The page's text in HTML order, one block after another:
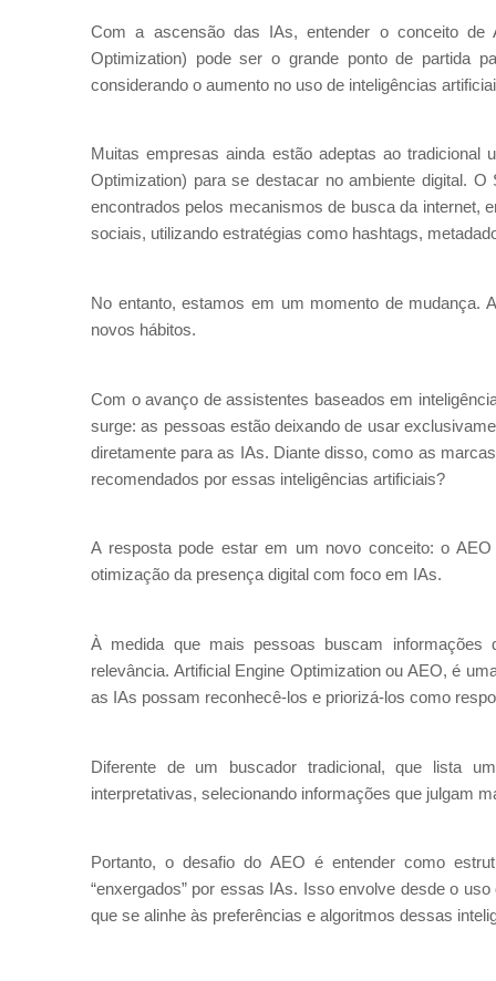
Com a ascensão das IAs, entender o conceito de
Optimization) pode ser o grande ponto de partida
considerando o aumento no uso de inteligências
Muitas empresas ainda estão adeptas ao
Optimization) para se destacar no ambiente digital.
encontrados pelos mecanismos de busca da internet,
sociais, utilizando estratégias como hashtags,
No entanto, estamos em um momento de mudança.
novos hábitos.
Com o avanço de assistentes baseados em
surge: as pessoas estão deixando de usar
diretamente para as IAs. Diante disso, como as
recomendados por essas inteligências artificiais?
A resposta pode estar em um novo conceito: o
otimização da presença digital com foco em IAs.
À medida que mais pessoas buscam informações
relevância. Artificial Engine Optimization ou AEO, é
as IAs possam reconhecê-los e priorizá-los como
Diferente de um buscador tradicional, que lista
interpretativas, selecionando informações que julgam
Portanto, o desafio do AEO é entender como
“enxergados” por essas IAs. Isso envolve desde o
que se alinhe às preferências e algoritmos dessas